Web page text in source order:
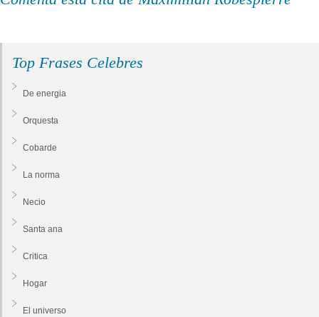
Top Frases Celebres
De energia
Orquesta
Cobarde
La norma
Necio
Santa ana
Critica
Hogar
El universo